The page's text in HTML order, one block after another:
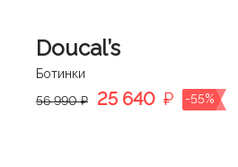
Doucal’s
Ботинки
56 990 ₽
25 640 ₽ -55%